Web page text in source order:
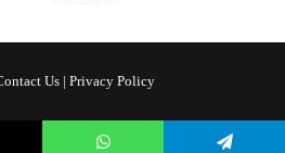
Us | Privacy Policy